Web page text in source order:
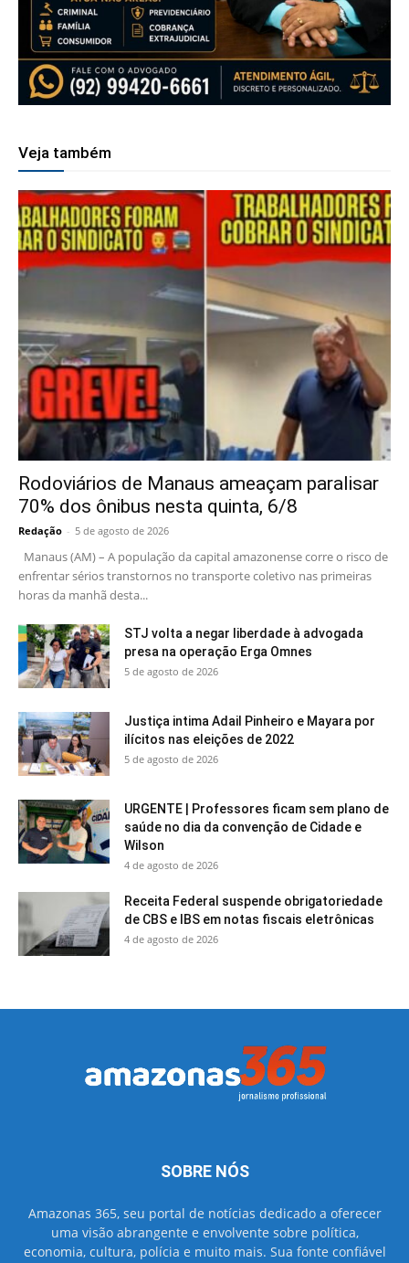
Veja também
Rodoviários de Manaus ameaçam paralisar
70% dos ônibus nesta quinta, 6/8
Redação - 5 de agosto de 2026
Manaus (AM) – A população da capital amazonense corre o risco de
enfrentar sérios transtornos no transporte coletivo nas primeiras
horas da manhã desta...
STJ volta a negar liberdade à advogada
presa na operação Erga Omnes
5 de agosto de 2026
Justiça intima Adail Pinheiro e Mayara por
ilícitos nas eleições de 2022
5 de agosto de 2026
URGENTE | Professores ficam sem plano de
saúde no dia da convenção de Cidade e
Wilson
4 de agosto de 2026
Receita Federal suspende obrigatoriedade
de CBS e IBS em notas fiscais eletrônicas
4 de agosto de 2026
SOBRE NÓS
Amazonas 365, seu portal de notícias dedicado a oferecer
uma visão abrangente e envolvente sobre política,
economia, cultura, polícia e muito mais. Sua fonte confiável